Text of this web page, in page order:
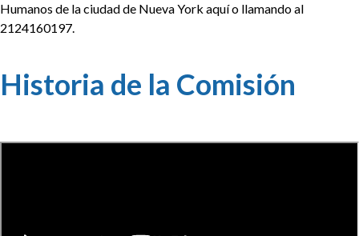
Humanos de la ciudad de Nueva York aquí o llamando al
2124160197.
Historia de la Comisión